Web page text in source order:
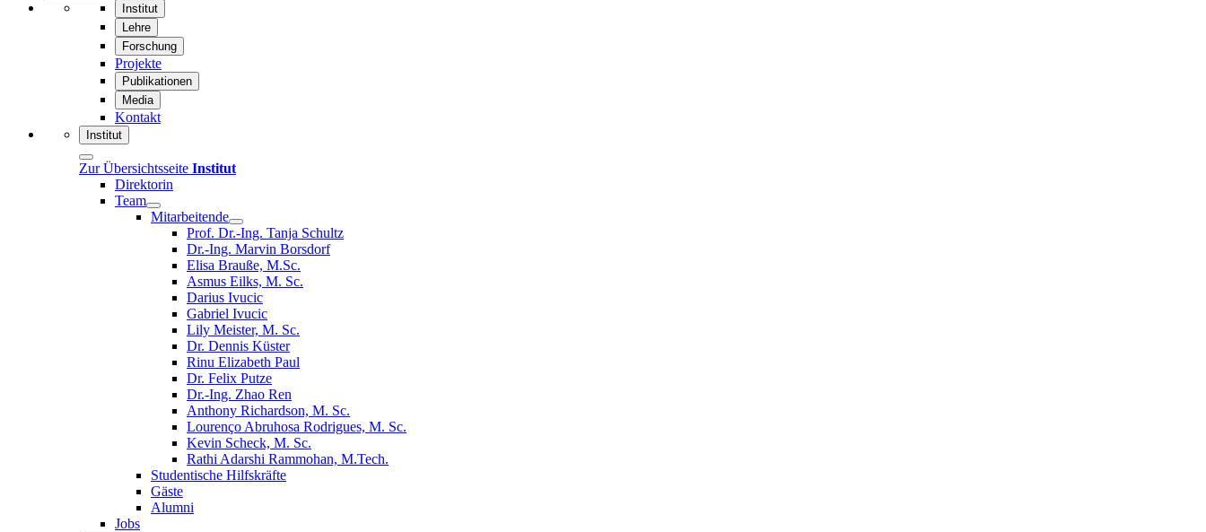
Institut
Lehre
Forschung
Projekte
Publikationen
Media
Kontakt
Institut
Zur Übersichtsseite Institut
Direktorin
Team
Mitarbeitende
Prof. Dr.-Ing. Tanja Schultz
Dr.-Ing. Marvin Borsdorf
Elisa Brauße, M.Sc.
Asmus Eilks, M. Sc.
Darius Ivucic
Gabriel Ivucic
Lily Meister, M. Sc.
Dr. Dennis Küster
Rinu Elizabeth Paul
Dr. Felix Putze
Dr.-Ing. Zhao Ren
Anthony Richardson, M. Sc.
Lourenço Abruhosa Rodrigues, M. Sc.
Kevin Scheck, M. Sc.
Rathi Adarshi Rammohan, M.Tech.
Studentische Hilfskräfte
Gäste
Alumni
Jobs